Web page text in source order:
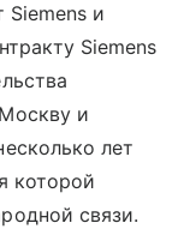
Siemens и
Siemens
и
лет
которой
связи.